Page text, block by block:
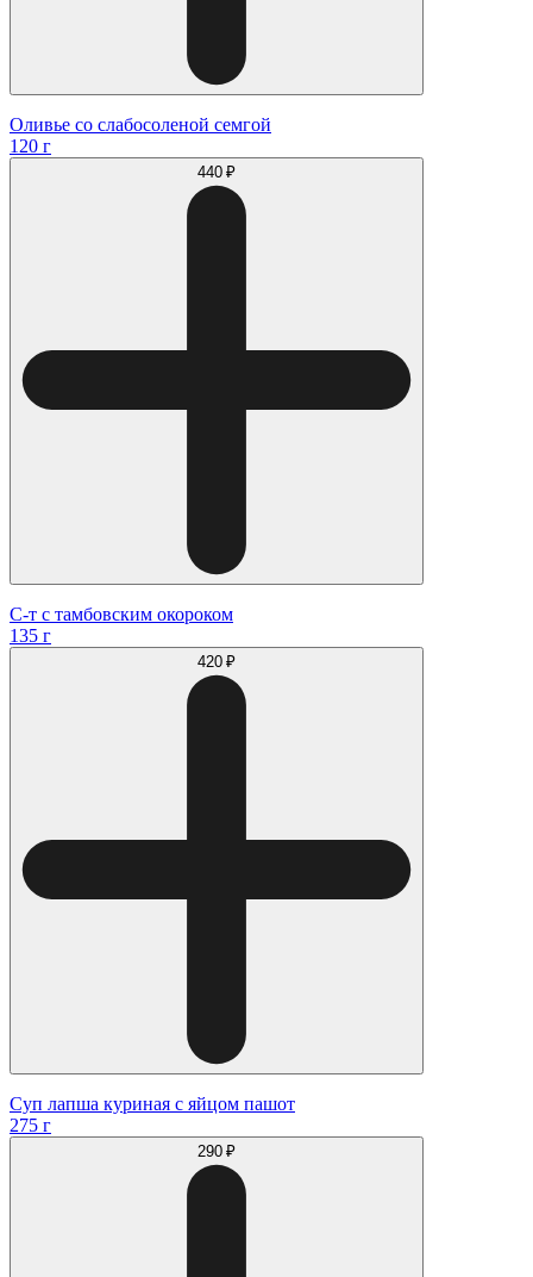
Оливье со слабосоленой семгой
120 г
440 ₽
С-т с тамбовским окороком
135 г
420 ₽
Суп лапша куриная с яйцом пашот
275 г
290 ₽